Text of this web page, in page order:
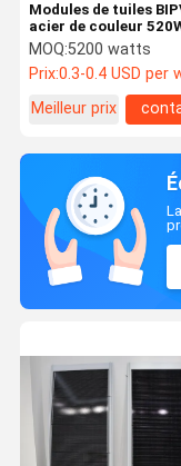
Modules de tuiles
acier de couleur
pour un dispositif
d'ombrage solaire de
toiture magnifique
MOQ:5200 watts
Prix:0.3-0.4 USD per
Meilleur prix